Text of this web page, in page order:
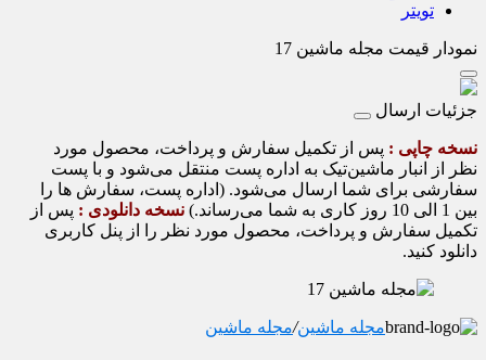
تویتر
نمودار قیمت مجله ماشین 17
جزئیات ارسال
نسخه چاپی : پس از تکمیل سفارش و پرداخت، محصول مورد
نظر از انبار ماشین‌تیک به اداره پست منتقل می‌شود و با پست
سفارشی برای شما ارسال می‌شود. (اداره پست، سفارش ها را
بین 1 الی 10 روز کاری به شما می‌رساند.)
نسخه دانلودی : پس از
تکمیل سفارش و پرداخت، محصول مورد نظر را از پنل کاربری
دانلود کنید.
مجله ماشین/مجله ماشین